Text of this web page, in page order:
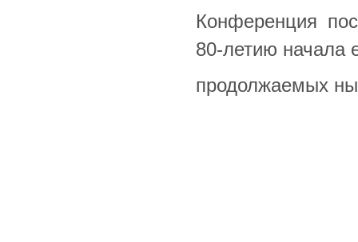
Конференция
80-летию начала
продолжаемых